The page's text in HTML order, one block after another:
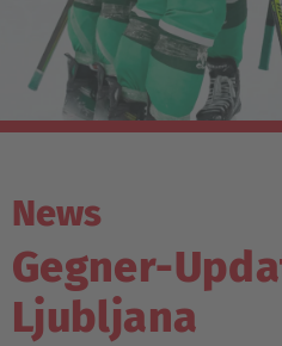
News
Gegner-
Ljubljana